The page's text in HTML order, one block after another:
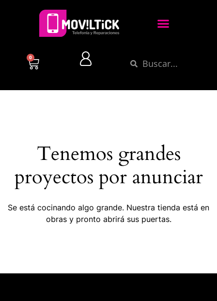
0
Tenemos grandes
proyectos por anunciar
Se está cocinando algo grande. Nuestra tienda está en
obras y pronto abrirá sus puertas.